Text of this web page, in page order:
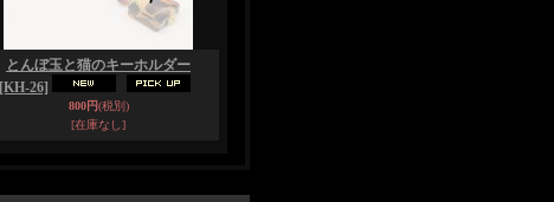
とんぼ玉と猫のキーホルダー
[KH-26]
800円(税別)
[在庫なし]